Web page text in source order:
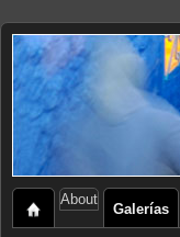
About
Galerías